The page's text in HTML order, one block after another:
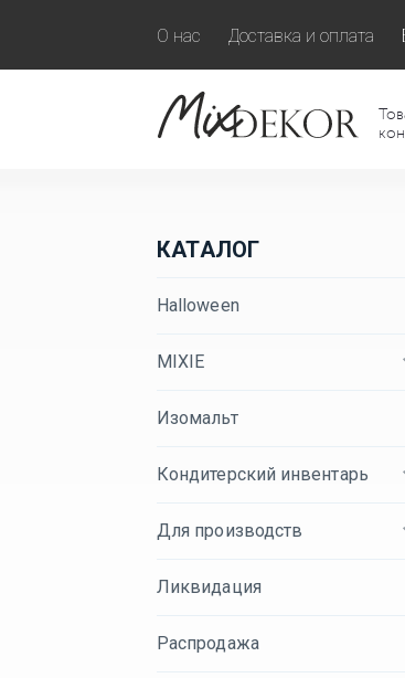
О нас Доставка и оплата
КАТАЛОГ
Halloween
MIXIE
Изомальт
Кондитерский инвентарь
Для производств
Ликвидация
Распродажа